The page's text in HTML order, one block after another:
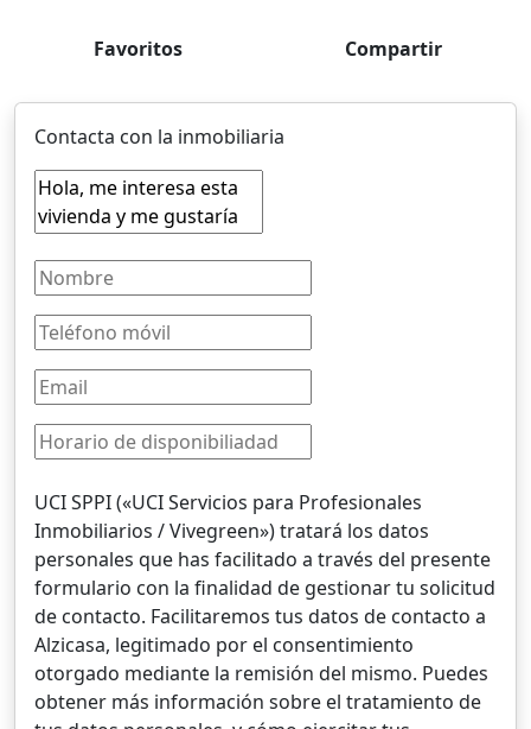
Favoritos Compartir
Contacta con la inmobiliaria
UCI SPPI («UCI Servicios para Profesionales
Inmobiliarios / Vivegreen») tratará los datos
personales que has facilitado a través del presente
formulario con la finalidad de gestionar tu solicitud
de contacto. Facilitaremos tus datos de contacto a
Alzicasa, legitimado por el consentimiento
otorgado mediante la remisión del mismo. Puedes
obtener más información sobre el tratamiento de